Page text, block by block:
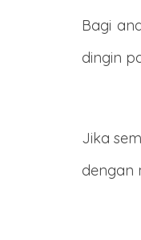
Bagi
dingin
Jika
dengan